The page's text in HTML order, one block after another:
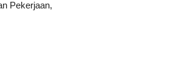
Pekerjaan,